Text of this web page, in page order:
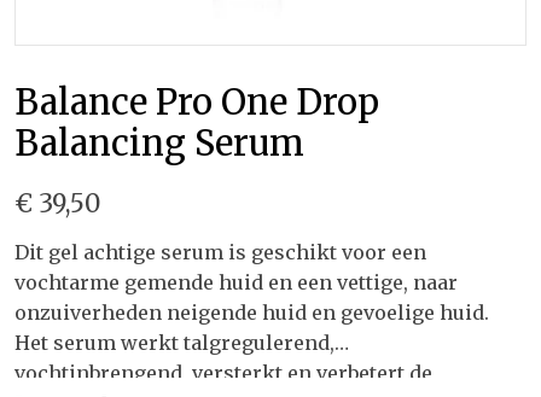
Balance Pro One Drop
Balancing Serum
€ 39,50
Dit gel achtige serum is geschikt voor een
vochtarme gemende huid en een vettige, naar
onzuiverheden neigende huid en gevoelige huid.
Het serum werkt talgregulerend,
vochtinbrengend, versterkt en verbetert de